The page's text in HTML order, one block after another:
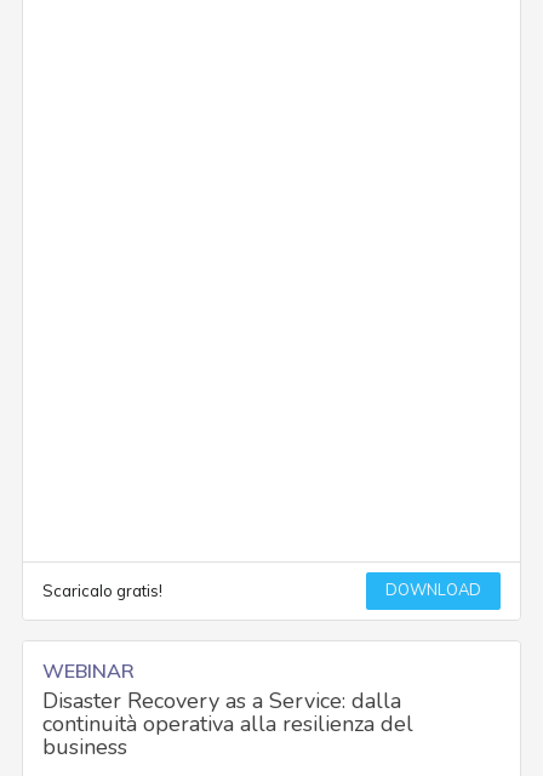
Scaricalo gratis! DOWNLOAD
WEBINAR
Disaster Recovery as a Service: dalla
continuità operativa alla resilienza del
business